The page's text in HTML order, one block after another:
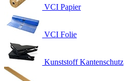
VCI Papier
VCI Folie
Kunststoff Kantenschutz